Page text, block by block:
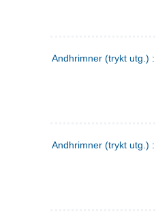
Andhrimner (trykt utg.) :
Andhrimner (trykt utg.) :